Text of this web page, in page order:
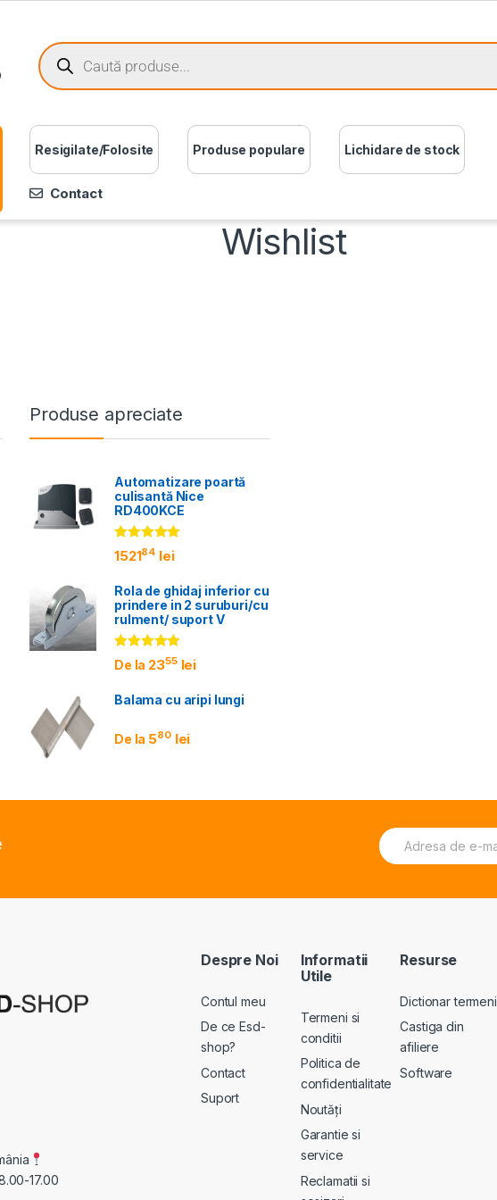
Resigilate/Folosite Produse populare Lichidare de stock
Contact
Wishlist
Produse apreciate
Automatizare poartă
culisantă Nice
RD400KCE
Evaluat la
5.00din 5
152184 lei
Rola de ghidaj inferior cu
prindere in 2 suruburi/cu
rulment/ suport V
Evaluat la
5.00din 5
De la 2355 lei
Balama cu aripi lungi
De la 580 lei
*
E
m
i
E
m
l
A
lt
n
17.00
Despre Noi
Contul meu
De ce Esd-
shop?
Contact
Suport
Informatii
Utile
Termeni si
conditii
Politica de
confidentialitate
Noutăți
Garantie si
service
Reclamatii si
Resurse
Dictionar termeni
Castiga din
afiliere
Software